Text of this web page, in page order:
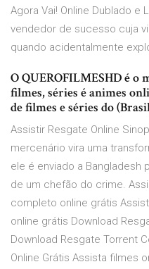
Agora Vai! Online Dublado e
vendedor de sucesso cuja
quando acidentalmente
O QUEROFILMESHD é o
filmes, séries é animes
de filmes e séries do
Assistir Resgate Online
mercenário vira uma
ele é enviado a Bangladesh
de um chefão do crime.
completo online grátis
online grátis Download
Download Resgate Torrent
Online Grátis Assista filmes